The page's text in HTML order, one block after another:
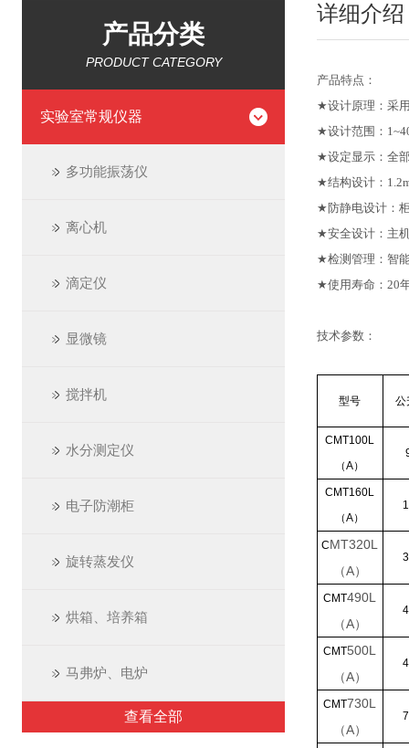
产品分类
PRODUCT CATEGORY
实验室常规仪器
多功能振荡仪
离心机
滴定仪
显微镜
搅拌机
水分测定仪
电子防潮柜
旋转蒸发仪
烘箱、培养箱
马弗炉、电炉
查看全部
详细介绍
产品特点 ：
★设计原理：采
★设计范围：1
★设定显示：全
★结构设计：
★防静电设计：
★安全设计：主
★检测管理：智
★使用寿命： 20
技术参数：
型号 公
CMT100L
（A）
CMT160L
（A）
CMT320L
（A）
CMT490L
（A）
CMT500L
（A）
CMT730L
（A）